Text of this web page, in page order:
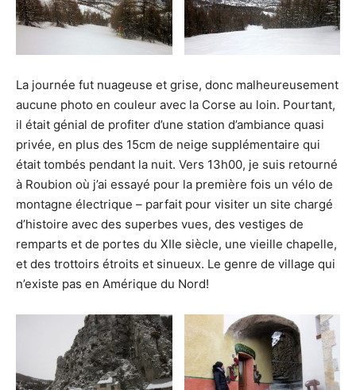
La journée fut nuageuse et grise, donc malheureusement
aucune photo en couleur avec la Corse au loin. Pourtant,
il était génial de profiter d’une station d’ambiance quasi
privée, en plus des 15cm de neige supplémentaire qui
était tombés pendant la nuit. Vers 13h00, je suis retourné
à Roubion où j’ai essayé pour la première fois un vélo de
montagne électrique – parfait pour visiter un site chargé
d’histoire avec des superbes vues, des vestiges de
remparts et de portes du XIIe siècle, une vieille chapelle,
et des trottoirs étroits et sinueux. Le genre de village qui
n’existe pas en Amérique du Nord!